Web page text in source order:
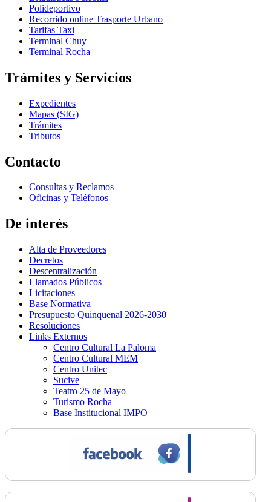
Polideportivo
Recorrido online Trasporte Urbano
Tarifas Taxi
Terminal Chuy
Terminal Rocha
Trámites y Servicios
Expedientes
Mapas (SIG)
Trámites
Tributos
Contacto
Consultas y Reclamos
Oficinas y Teléfonos
De interés
Alta de Proveedores
Decretos
Descentralización
Llamados Públicos
Licitaciones
Base Normativa
Presupuesto Quinquenal 2026-2030
Resoluciones
Links Externos
Centro Cultural La Paloma
Centro Cultural MEM
Centro Unitec
Sucive
Teatro 25 de Mayo
Turismo Rocha
Base Institucional IMPO